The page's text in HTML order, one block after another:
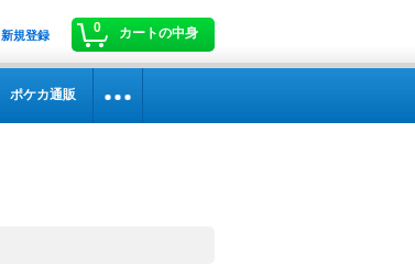
0 カートの中身
新規登録
ポケカ通販